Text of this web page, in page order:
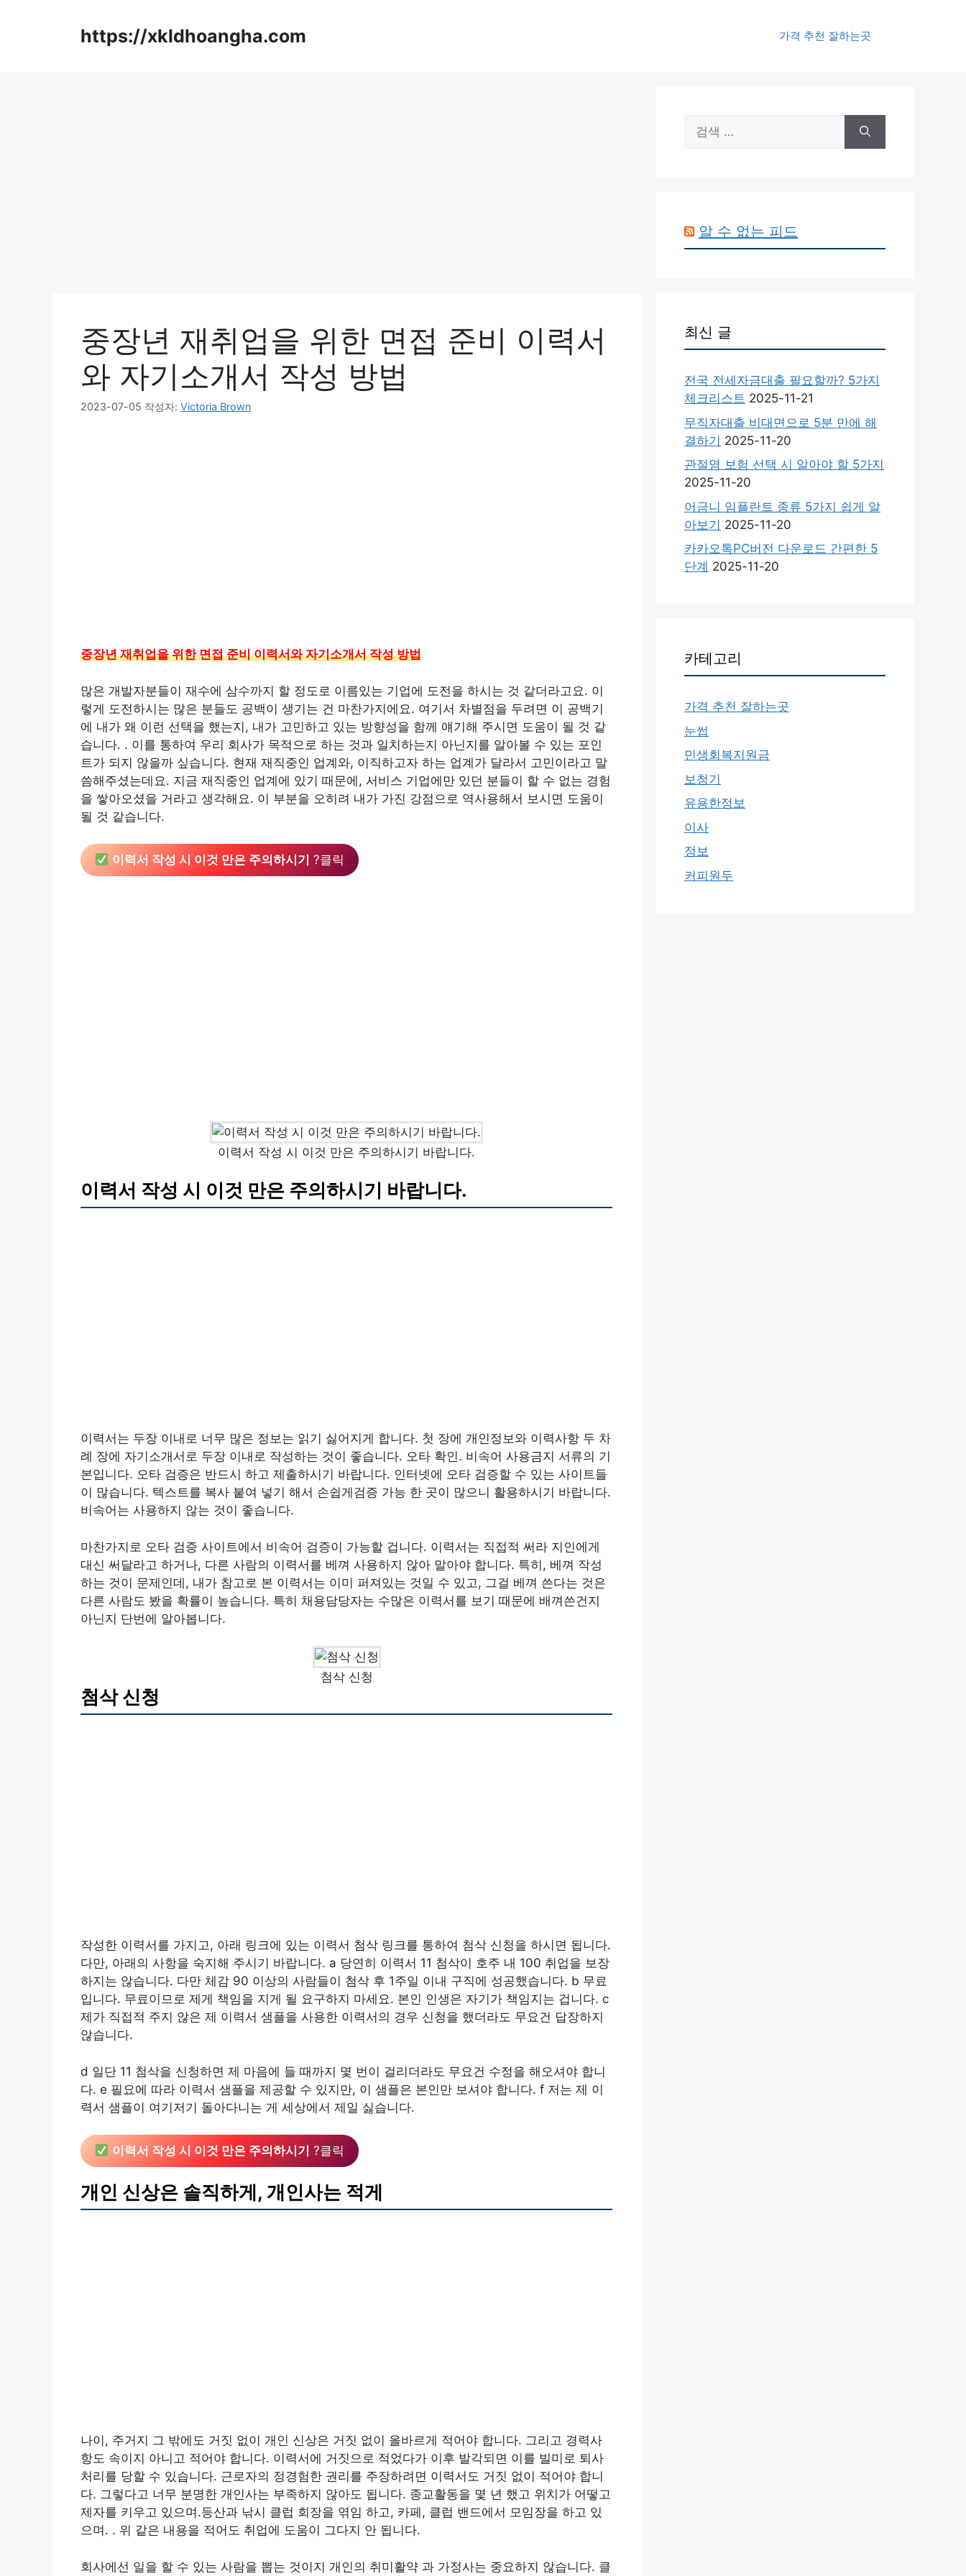
https://xkldhoangha.com 가격 추천 잘하는곳
중장년 재취업을 위한 면접 준비 이력서
와 자기소개서 작성 방법
2023-07-05 작성자: Victoria Brown
중장년 재취업을 위한 면접 준비 이력서와 자기소개서 작성 방법
많은 개발자분들이 재수에 삼수까지 할 정도로 이름있는 기업에 도전을 하시는 것 같더라고요. 이
렇게 도전하시는 많은 분들도 공백이 생기는 건 마찬가지에요. 여기서 차별점을 두려면 이 공백기
에 내가 왜 이런 선택을 했는지, 내가 고민하고 있는 방향성을 함께 얘기해 주시면 도움이 될 것 같
습니다. . 이를 통하여 우리 회사가 목적으로 하는 것과 일치하는지 아닌지를 알아볼 수 있는 포인
트가 되지 않을까 싶습니다. 현재 재직중인 업계와, 이직하고자 하는 업계가 달라서 고민이라고 말
씀해주셨는데요. 지금 재직중인 업계에 있기 때문에, 서비스 기업에만 있던 분들이 할 수 없는 경험
을 쌓아오셨을 거라고 생각해요. 이 부분을 오히려 내가 가진 강점으로 역사용해서 보시면 도움이
될 것 같습니다.
이력서 작성 시 이것 만은 주의하시기 ?클릭
이력서 작성 시 이것 만은 주의하시기 바랍니다.
이력서 작성 시 이것 만은 주의하시기 바랍니다.
이력서는 두장 이내로 너무 많은 정보는 읽기 싫어지게 합니다. 첫 장에 개인정보와 이력사항 두 차
례 장에 자기소개서로 두장 이내로 작성하는 것이 좋습니다. 오타 확인. 비속어 사용금지 서류의 기
본입니다. 오타 검증은 반드시 하고 제출하시기 바랍니다. 인터넷에 오타 검증할 수 있는 사이트들
이 많습니다. 텍스트를 복사 붙여 넣기 해서 손쉽게검증 가능 한 곳이 많으니 활용하시기 바랍니다.
비속어는 사용하지 않는 것이 좋습니다.
마찬가지로 오타 검증 사이트에서 비속어 검증이 가능할 겁니다. 이력서는 직접적 써라 지인에게
대신 써달라고 하거나, 다른 사람의 이력서를 베껴 사용하지 않아 말아야 합니다. 특히, 베껴 작성
하는 것이 문제인데, 내가 참고로 본 이력서는 이미 퍼져있는 것일 수 있고, 그걸 베껴 쓴다는 것은
다른 사람도 봤을 확률이 높습니다. 특히 채용담당자는 수많은 이력서를 보기 때문에 배껴쓴건지
아닌지 단번에 알아봅니다.
첨삭 신청
첨삭 신청
작성한 이력서를 가지고, 아래 링크에 있는 이력서 첨삭 링크를 통하여 첨삭 신청을 하시면 됩니다.
다만, 아래의 사항을 숙지해 주시기 바랍니다. a 당연히 이력서 11 첨삭이 호주 내 100 취업을 보장
하지는 않습니다. 다만 체감 90 이상의 사람들이 첨삭 후 1주일 이내 구직에 성공했습니다. b 무료
입니다. 무료이므로 제게 책임을 지게 될 요구하지 마세요. 본인 인생은 자기가 책임지는 겁니다. c
제가 직접적 주지 않은 제 이력서 샘플을 사용한 이력서의 경우 신청을 했더라도 무요건 답장하지
않습니다.
d 일단 11 첨삭을 신청하면 제 마음에 들 때까지 몇 번이 걸리더라도 무요건 수정을 해오셔야 합니
다. e 필요에 따라 이력서 샘플을 제공할 수 있지만, 이 샘플은 본인만 보셔야 합니다. f 저는 제 이
력서 샘플이 여기저기 돌아다니는 게 세상에서 제일 싫습니다.
이력서 작성 시 이것 만은 주의하시기 ?클릭
개인 신상은 솔직하게, 개인사는 적게
나이, 주거지 그 밖에도 거짓 없이 개인 신상은 거짓 없이 올바르게 적어야 합니다. 그리고 경력사
항도 속이지 아니고 적어야 합니다. 이력서에 거짓으로 적었다가 이후 발각되면 이를 빌미로 퇴사
처리를 당할 수 있습니다. 근로자의 정경험한 권리를 주장하려면 이력서도 거짓 없이 적어야 합니
다. 그렇다고 너무 분명한 개인사는 부족하지 않아도 됩니다. 종교활동을 몇 년 했고 위치가 어떻고
제자를 키우고 있으며.등산과 낚시 클럽 회장을 엮임 하고, 카페, 클럽 밴드에서 모임장을 하고 있
으며. . 위 같은 내용을 적어도 취업에 도움이 그다지 안 됩니다.
회사에선 일을 할 수 있는 사람을 뽑는 것이지 개인의 취미활약 과 가정사는 중요하지 않습니다. 클
색:
알 수 없는 피드
최신 글
전국 전세자금대출 필요할까? 5가지
체크리스트 2025-11-21
무직자대출 비대면으로 5분 만에 해
결하기 2025-11-20
관절염 보험 선택 시 알아야 할 5가지
2025-11-20
어금니 임플란트 종류 5가지 쉽게 알
아보기 2025-11-20
카카오톡PC버전 다운로드 간편한 5
단계 2025-11-20
카테고리
가격 추천 잘하는곳
눈썹
민생회복지원금
보청기
유용한정보
이사
정보
커피원두